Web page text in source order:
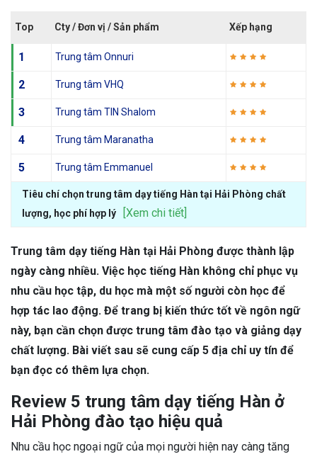
Top Cty / Đơn vị / Sản phẩm Xếp hạng
1 Trung tâm Onnuri
2 Trung tâm VHQ
3 Trung tâm TIN Shalom
4 Trung tâm Maranatha
5 Trung tâm Emmanuel
Tiêu chí chọn trung tâm dạy tiếng Hàn tại Hải Phòng chất
lượng, học phí hợp lý
[Xem chi tiết]
Trung tâm dạy tiếng Hàn tại Hải Phòng được thành lập
ngày càng nhiều. Việc học tiếng Hàn không chỉ phục vụ
nhu cầu học tập, du học mà một số người còn học để
hợp tác lao động. Để trang bị kiến thức tốt về ngôn ngữ
này, bạn cần chọn được trung tâm đào tạo và giảng dạy
chất lượng. Bài viết sau sẽ cung cấp 5 địa chỉ uy tín để
bạn đọc có thêm lựa chọn.
Review 5 trung tâm dạy tiếng Hàn ở
Hải Phòng đào tạo hiệu quả
Nhu cầu học ngoại ngữ của mọi người hiện nay càng tăng